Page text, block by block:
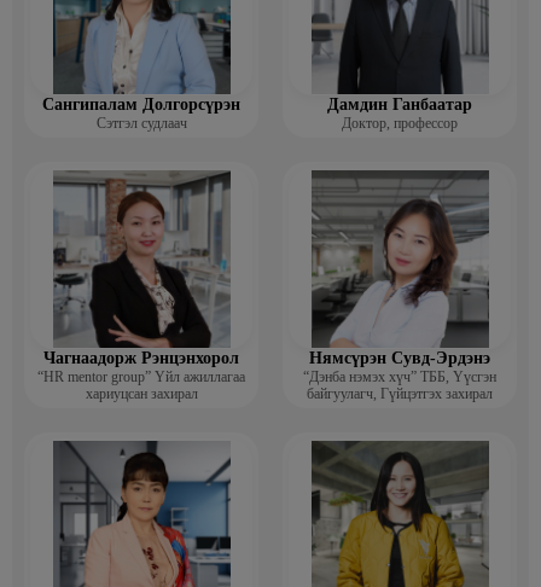
Сангипалам Долгорсүрэн
Сэтгэл судлаач
Дамдин Ганбаатар
Доктор, профессор
Чагнаадорж Рэнцэнхорол
“HR mentor group” Үйл ажиллагаа
хариуцсан захирал
Нямсүрэн Сувд-Эрдэнэ
“Дэнба нэмэх хүч” ТББ, Үүсгэн
байгуулагч, Гүйцэтгэх захирал